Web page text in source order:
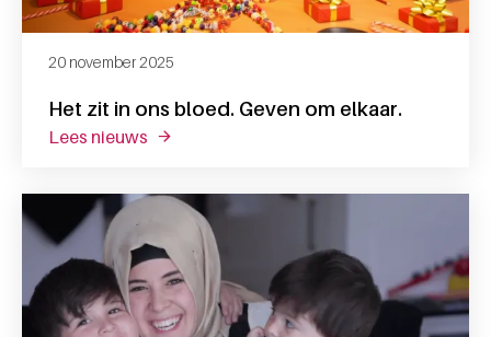
Het zit in ons bloed. Geven om elkaar.
20 november 2025
lees nieuws over het zit in ons bloed. geven om elkaar.